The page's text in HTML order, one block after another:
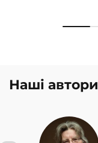
Наші автори